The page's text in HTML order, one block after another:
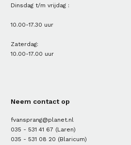
Dinsdag t/m vrijdag :
10.00-17.30 uur
Zaterdag:
10.00-17.00 uur
Neem contact op
fvansprang@planet.nl
035 - 531 41 67 (Laren)
035 - 531 08 20 (Blaricum)